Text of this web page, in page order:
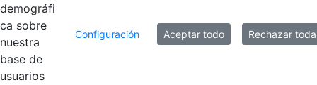
demográfi
ca sobre
nuestra
base de
usuarios
Configuración Aceptar todo Rechazar